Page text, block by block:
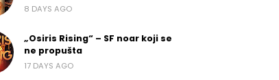
8 DAYS AGO
„Osiris Rising“ – SF noar koji se
ne propušta
17 DAYS AGO